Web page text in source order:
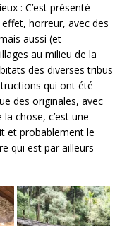
: C’est présenté
horreur, avec des
aussi (et
au milieu de la
des diverses tribus
qui ont été
des originales, avec
chose, c’est une
et probablement le
qui est par ailleurs